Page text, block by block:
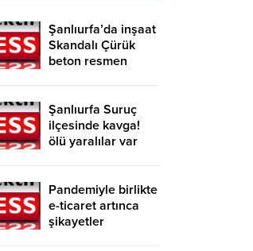
Şanlıurfa’da inşaat
Skandalı Çürük
beton resmen
Şanlıurfa Suruç
ilçesinde kavga!
ölü yaralılar var
Pandemiyle birlikte
e-ticaret artınca
şikayetler